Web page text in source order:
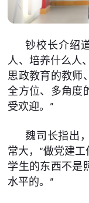
钞校长介绍
人、培养什么人
思政教育的教师
全方位、多角度
受欢迎。”
魏司长指出
常大，“做党建
学生的东西不是
水平的。”